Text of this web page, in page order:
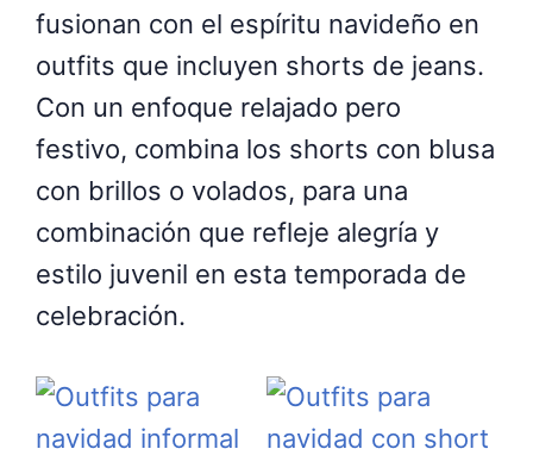
fusionan con el espíritu navideño en
outfits que incluyen shorts de jeans.
Con un enfoque relajado pero
festivo, combina los shorts con blusa
con brillos o volados, para una
combinación que refleje alegría y
estilo juvenil en esta temporada de
celebración.